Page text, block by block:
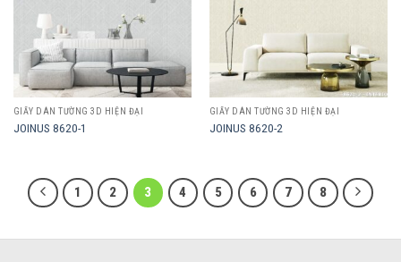
GIẤY DÁN TƯỜNG 3D HIỆN ĐẠI
JOINUS 8620-1
GIẤY DÁN TƯỜNG 3D HIỆN ĐẠI
JOINUS 8620-2
1 2 3 4 5 6 7 8